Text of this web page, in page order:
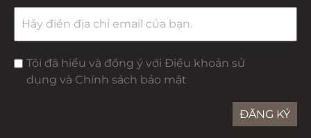
Tôi đã hiểu và đồng ý với Điều khoản sử
dụng và Chính sách bảo mật
ĐĂNG KÝ